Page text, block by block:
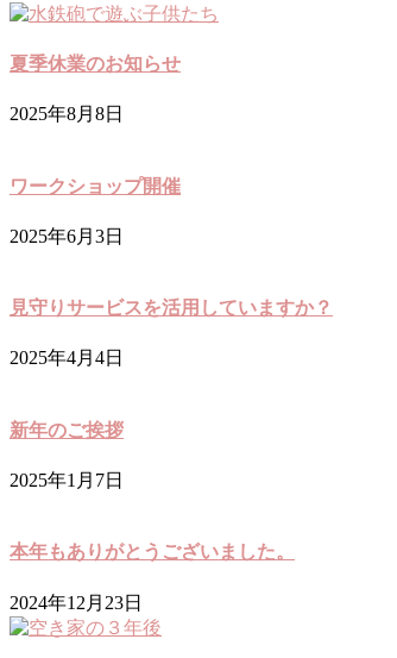
夏季休業のお知らせ
2025年8月8日
ワークショップ開催
2025年6月3日
見守りサービスを活用していますか？
2025年4月4日
新年のご挨拶
2025年1月7日
本年もありがとうございました。
2024年12月23日